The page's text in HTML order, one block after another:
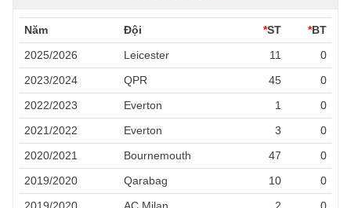
Năm Đội *ST *BT
2025/2026
Leicester 11
0
2023/2024
QPR 45
0
2022/2023
Everton 1
0
2021/2022
Everton 3
0
2020/2021
Bournemouth 47
0
2019/2020
Qarabag 10
0
2019/2020
AC Milan 2
0